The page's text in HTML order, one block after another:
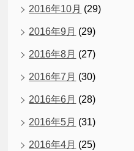
2016年10月 (29)
2016年9月 (29)
2016年8月 (27)
2016年7月 (30)
2016年6月 (28)
2016年5月 (31)
2016年4月 (25)